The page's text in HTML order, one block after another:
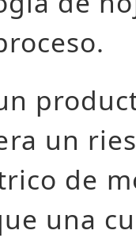
un
de
una